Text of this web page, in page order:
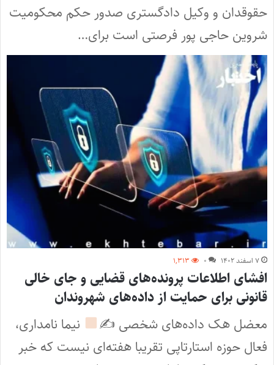
حقوقدان و وکیل دادگستری صدور حکم محکومیت
شروین حاجی پور فرصتی است برای…
۷ اسفند ۱۴۰۲ ۰ ۱,۳۱۳
افشای اطلاعات پرونده‌های قضایی و جای خالی
قانونی برای حمایت از داده‌های شهروندان
معضل هک داده‌های شخصی ✍
نیما نامداری،
فعال حوزه استارتاپی تقریبا هفته‌ای نیست که خبر